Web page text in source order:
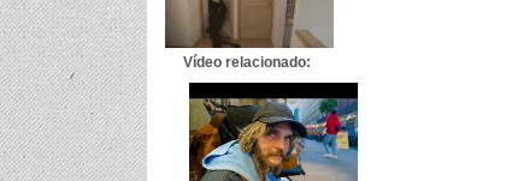
Vídeo relacionado: